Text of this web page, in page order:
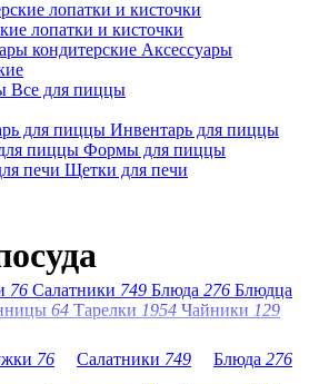
лопатки и кисточки
Аксессуары
Все для пиццы
Инвентарь для пиццы
Формы для пиццы
Щетки для печи
76 Салатники 749 Блюда 276 Блюдца
64 Тарелки 1954 Чайники 129
76 Салатники 749 Блюда 276